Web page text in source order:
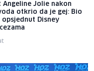
Angeline Jolie nakon
otkrio da je gej: Bio
opsjednut Disney